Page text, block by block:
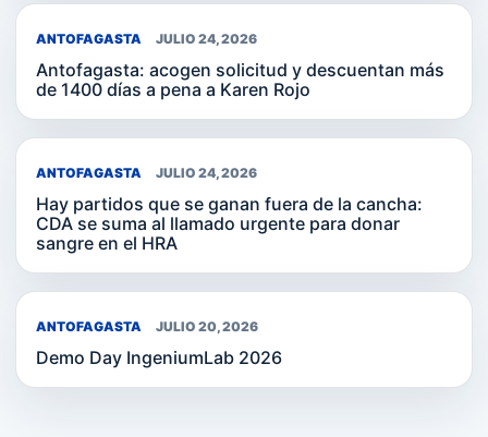
ANTOFAGASTA JULIO 24, 2026
Antofagasta: acogen solicitud y descuentan más
de 1400 días a pena a Karen Rojo
ANTOFAGASTA JULIO 24, 2026
Hay partidos que se ganan fuera de la cancha:
CDA se suma al llamado urgente para donar
sangre en el HRA
ANTOFAGASTA JULIO 20, 2026
Demo Day IngeniumLab 2026